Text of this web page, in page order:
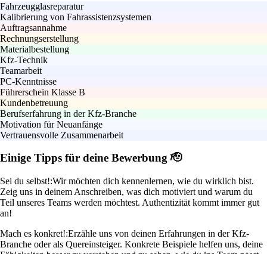
Fahrzeugglasreparatur
Kalibrierung von Fahrassistenzsystemen
Auftragsannahme
Rechnungserstellung
Materialbestellung
Kfz-Technik
Teamarbeit
PC-Kenntnisse
Führerschein Klasse B
Kundenbetreuung
Berufserfahrung in der Kfz-Branche
Motivation für Neuanfänge
Vertrauensvolle Zusammenarbeit
Einige Tipps für deine Bewerbung 🫡
Sei du selbst!:Wir möchten dich kennenlernen, wie du wirklich bist.
Zeig uns in deinem Anschreiben, was dich motiviert und warum du
Teil unseres Teams werden möchtest. Authentizität kommt immer gut
an!
Mach es konkret!:Erzähle uns von deinen Erfahrungen in der Kfz-
Branche oder als Quereinsteiger. Konkrete Beispiele helfen uns, deine